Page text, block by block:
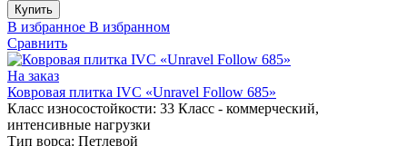
Купить
В избранное В избранном
Сравнить
На заказ
Ковровая плитка IVC «Unravel Follow 685»
Класс износостойкости: 33 Класс - коммерческий,
интенсивные нагрузки
Тип ворса: Петлевой